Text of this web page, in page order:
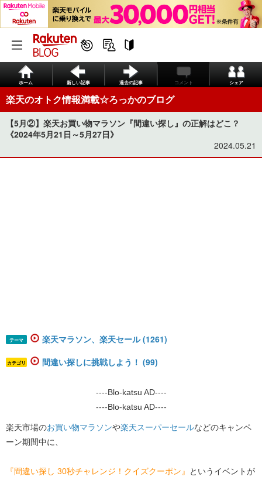
ホーム 新しい記事 過去の記事 コメント シェア
楽天のオトク情報満載☆ろっかのブログ
【5月②】楽天お買い物マラソン『間違い探し』の正解はどこ？
《2024年5月21日～5月27日》
2024.05.21
テーマ 楽天マラソン、楽天セール (1261)
カテゴリ 間違い探しに挑戦しよう！ (99)
----Blo-katsu AD----
----Blo-katsu AD----
楽天市場のお買い物マラソンや楽天スーパーセールなどのキャンペ
ーン期間中に、
『間違い探し 30秒チャレンジ！クイズクーポン』
というイベントが